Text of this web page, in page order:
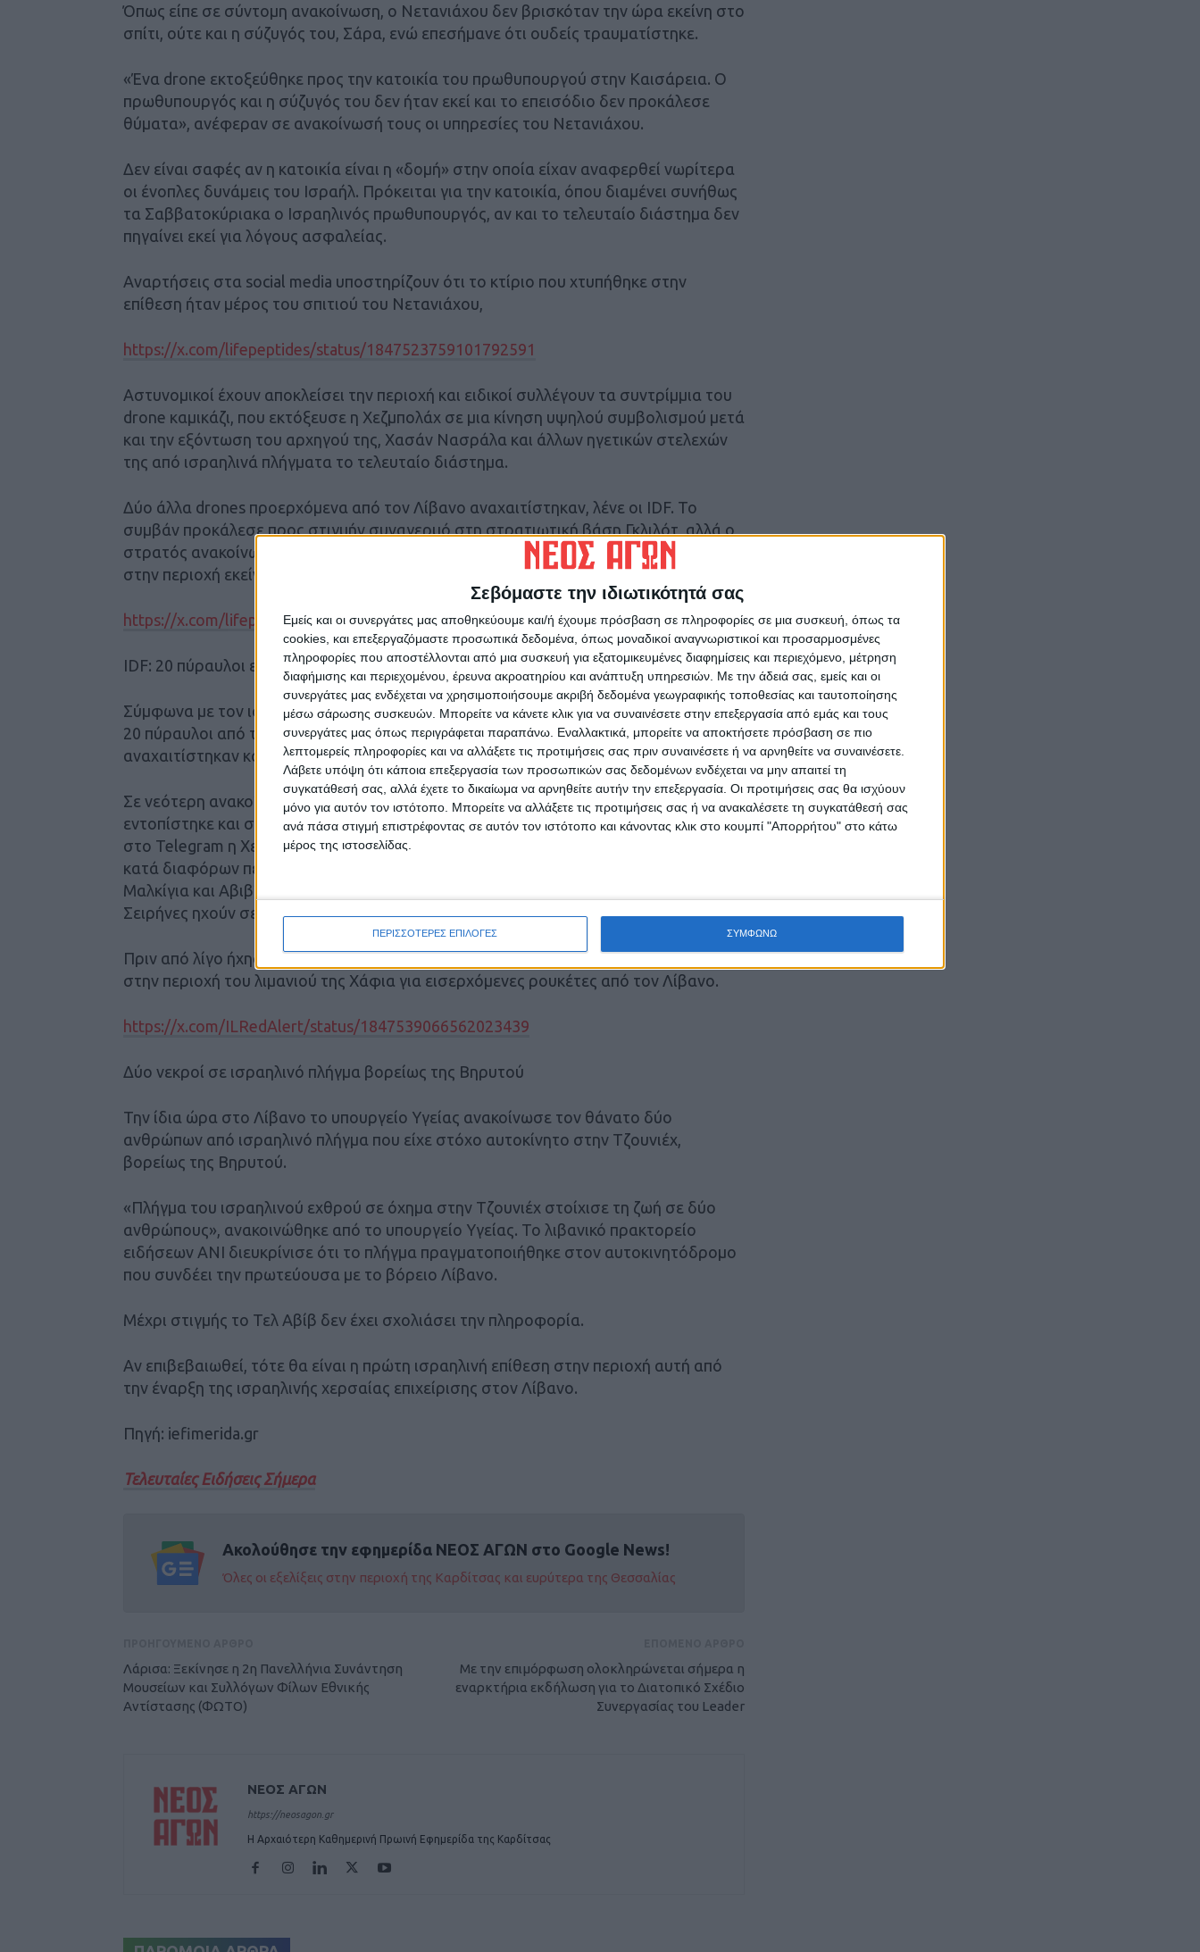
Σεβόμαστε την ιδιωτικότητά σας
Εμείς και οι συνεργάτες μας αποθηκεύουμε και/ή έχουμε πρόσβαση σε πληροφορίες σε μια συσκευή, όπως τα
cookies, και επεξεργαζόμαστε προσωπικά δεδομένα, όπως μοναδικοί αναγνωριστικοί και προσαρμοσμένες
πληροφορίες που αποστέλλονται από μια συσκευή για εξατομικευμένες διαφημίσεις και περιεχόμενο, μέτρηση
διαφήμισης και περιεχομένου, έρευνα ακροατηρίου και ανάπτυξη υπηρεσιών. Με την άδειά σας, εμείς και οι
συνεργάτες μας ενδέχεται να χρησιμοποιήσουμε ακριβή δεδομένα γεωγραφικής τοποθεσίας και ταυτοποίησης
μέσω σάρωσης συσκευών. Μπορείτε να κάνετε κλικ για να συναινέσετε στην επεξεργασία από εμάς και τους
συνεργάτες μας όπως περιγράφεται παραπάνω. Εναλλακτικά, μπορείτε να αποκτήσετε πρόσβαση σε πιο
λεπτομερείς πληροφορίες και να αλλάξετε τις προτιμήσεις σας πριν συναινέσετε ή να αρνηθείτε να συναινέσετε.
Λάβετε υπόψη ότι κάποια επεξεργασία των προσωπικών σας δεδομένων ενδέχεται να μην απαιτεί τη
συγκατάθεσή σας, αλλά έχετε το δικαίωμα να αρνηθείτε αυτήν την επεξεργασία. Οι προτιμήσεις σας θα ισχύουν
μόνο για αυτόν τον ιστότοπο. Μπορείτε να αλλάξετε τις προτιμήσεις σας ή να ανακαλέσετε τη συγκατάθεσή σας
ανά πάσα στιγμή επιστρέφοντας σε αυτόν τον ιστότοπο και κάνοντας κλικ στο κουμπί "Απορρήτου" στο κάτω
μέρος της ιστοσελίδας.
ΠΕΡΙΣΣΟΤΕΡΕΣ ΕΠΙΛΟΓΕΣ ΣΥΜΦΩΝΩ
Όπως είπε σε σύντομη ανακοίνωση, ο Νετανιάχου δεν βρισκόταν την ώρα εκείνη στο
σπίτι, ούτε και η σύζυγός του, Σάρα, ενώ επεσήμανε ότι ουδείς τραυματίστηκε.
«Ένα drone εκτοξεύθηκε προς την κατοικία του πρωθυπουργού στην Καισάρεια. Ο
πρωθυπουργός και η σύζυγός του δεν ήταν εκεί και το επεισόδιο δεν προκάλεσε
θύματα», ανέφεραν σε ανακοίνωσή τους οι υπηρεσίες του Νετανιάχου.
Δεν είναι σαφές αν η κατοικία είναι η «δομή» στην οποία είχαν αναφερθεί νωρίτερα
οι ένοπλες δυνάμεις του Ισραήλ. Πρόκειται για την κατοικία, όπου διαμένει συνήθως
τα Σαββατοκύριακα ο Ισραηλινός πρωθυπουργός, αν και το τελευταίο διάστημα δεν
πηγαίνει εκεί για λόγους ασφαλείας.
Αναρτήσεις στα social media υποστηρίζουν ότι το κτίριο που χτυπήθηκε στην
επίθεση ήταν μέρος του σπιτιού του Νετανιάχου,
https://x.com/lifepeptides/status/1847523759101792591
Αστυνομικοί έχουν αποκλείσει την περιοχή και ειδικοί συλλέγουν τα συντρίμμια του
drone καμικάζι, που εκτόξευσε η Χεζμπολάχ σε μια κίνηση υψηλού συμβολισμού μετά
και την εξόντωση του αρχηγού της, Χασάν Νασράλα και άλλων ηγετικών στελεχών
της από ισραηλινά πλήγματα το τελευταίο διάστημα.
Δύο άλλα drones προερχόμενα από τον Λίβανο αναχαιτίστηκαν, λένε οι IDF. Το
συμβάν προκάλεσε προς στιγμήν συναγερμό στη στρατιωτική βάση Γκλιλότ, αλλά ο
στρατός ανακοίνωσε αργότερα ότι τα μη επανδρωμένα αεροσκάφη δεν κινήθηκαν
στην περιοχή εκείνη.
https://x.com/lifepeptides/status/1847528590059196642
IDF: 20 πύραυλοι εκτοξεύτηκαν τη νύχτα από το Λίβανο προς το Ισραήλ
Σύμφωνα με τον ισραηλινό στρατό στη διάρκεια της νύχτας εκτοξεύτηκαν περίπου
20 πύραυλοι από τον Λίβανο προς το Ισραήλ, ορισμένοι εκ των οποίων
αναχαιτίστηκαν και άλλοι έπεσαν σε σε ανοικτές περιοχές.
Σε νεότερη ανακοίνωσή τους οι IDF ανέφεραν ότι «εχθρικό αεροσκάφος»
εντοπίστηκε και σε περιοχές της δυτικής Γαλιλαίας. Στο μεταξύ με αναρτήσεις της
στο Telegram η Χεζμπολάχ λέει ότι εκτόξευσε στη διάρκεια της νύχτας ρουκέτες
κατά διαφόρων περιοχών του βορείου Ισραήλ, μεταξύ των οποίων οι Σαφέντ,
Μαλκίγια και Αβιβίμ.
Σειρήνες ηχούν σε κοινότητες της περιοχής της Χάιφα
Πριν από λίγο ήχησαν ξανά οι σειρήνες σε αρκετές κοινότητες του βορείου Ισραήλ
στην περιοχή του λιμανιού της Χάφια για εισερχόμενες ρουκέτες από τον Λίβανο.
https://x.com/ILRedAlert/status/1847539066562023439
Δύο νεκροί σε ισραηλινό πλήγμα βορείως της Βηρυτού
Την ίδια ώρα στο Λίβανο το υπουργείο Υγείας ανακοίνωσε τον θάνατο δύο
ανθρώπων από ισραηλινό πλήγμα που είχε στόχο αυτοκίνητο στην Τζουνιέχ,
βορείως της Βηρυτού.
«Πλήγμα του ισραηλινού εχθρού σε όχημα στην Τζουνιέχ στοίχισε τη ζωή σε δύο
ανθρώπους», ανακοινώθηκε από το υπουργείο Υγείας. Το λιβανικό πρακτορείο
ειδήσεων ΑΝΙ διευκρίνισε ότι το πλήγμα πραγματοποιήθηκε στον αυτοκινητόδρομο
που συνδέει την πρωτεύουσα με το βόρειο Λίβανο.
Μέχρι στιγμής το Τελ Αβίβ δεν έχει σχολιάσει την πληροφορία.
Αν επιβεβαιωθεί, τότε θα είναι η πρώτη ισραηλινή επίθεση στην περιοχή αυτή από
την έναρξη της ισραηλινής χερσαίας επιχείρισης στον Λίβανο.
Πηγή: iefimerida.gr
Τελευταίες Ειδήσεις Σήμερα
Ακολούθησε την εφημερίδα ΝΕΟΣ ΑΓΩΝ στο Google News!
Όλες οι εξελίξεις στην περιοχή της Καρδίτσας και ευρύτερα της Θεσσαλίας
Λάρισα: Ξεκίνησε η 2η Πανελλήνια Συνάντηση
Μουσείων και Συλλόγων Φίλων Εθνικής
Αντίστασης (ΦΩTO)
Με την επιμόρφωση ολοκληρώνεται σήμερα η
εναρκτήρια εκδήλωση για το Διατοπικό Σχέδιο
Συνεργασίας του Leader
ΝΕΟΣ ΑΓΩΝ
https://neosagon.gr
Η Αρχαιότερη Καθημερινή Πρωινή Εφημερίδα της Καρδίτσας